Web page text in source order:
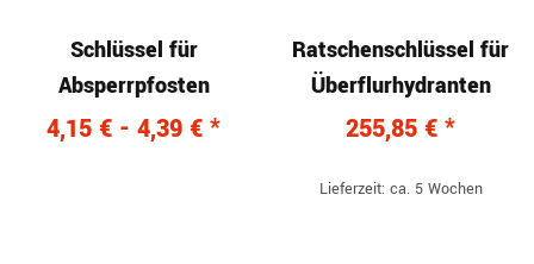
Schlüssel für
Absperrpfosten
4,15 € - 4,39 € *
Ratschenschlüssel für
Überflurhydranten
255,85 € *
Lieferzeit: ca. 5 Wochen